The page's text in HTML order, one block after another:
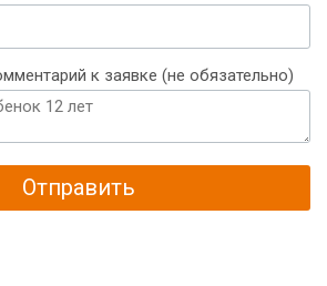
к заявке (не обязательно)
Отправить